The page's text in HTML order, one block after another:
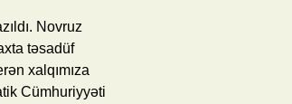
Novruz
təsadüf
xalqımıza
Cümhuriyyəti